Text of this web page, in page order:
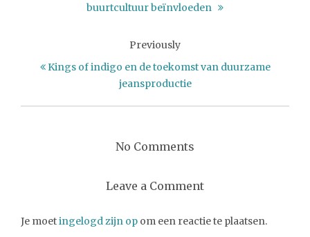
buurtcultuur beïnvloeden
Previously
Kings of indigo en de toekomst van duurzame
jeansproductie
No Comments
Leave a Comment
Je moetingelogd zijn op om een reactie te plaatsen.